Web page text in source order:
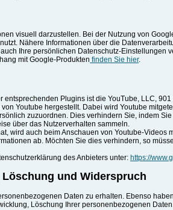
visuell darzustellen. Bei der Nutzung von
Nähere Informationen über die
Ihre persönlichen Datenschutz-Einstellungen
mit Google-Produkten finden Sie hier.
Plugins ist die YouTube, LLC,
Youtube hergestellt. Dabei wird Youtube
zuzuordnen. Dies verhindern Sie, indem
über das Nutzerverhalten sammeln.
wird auch beim Anschauen von Youtube-Videos
ab. Möchten Sie dies verhindern, so
des Anbieters unter: https://
und Widerspruch
Daten zu erhalten. Ebenso
Löschung Ihrer personenbezogenen